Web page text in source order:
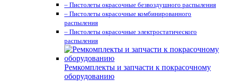
– Пистолеты окрасочные безвоздушного распыления
– Пистолеты окрасочные комбинированного
распыления
– Пистолеты окрасочные электростатического
распыления
Ремкомплекты и запчасти к покрасочному
оборудованию